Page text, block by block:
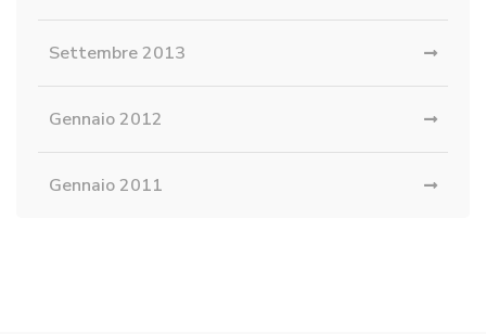
Settembre 2013
Gennaio 2012
Gennaio 2011